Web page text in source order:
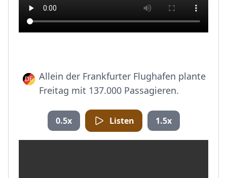
Allein der Frankfurter Flughafen plante
Freitag mit 137.000 Passagieren.
0.5x Listen 1.5x